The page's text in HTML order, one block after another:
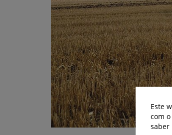
Este
com
saber